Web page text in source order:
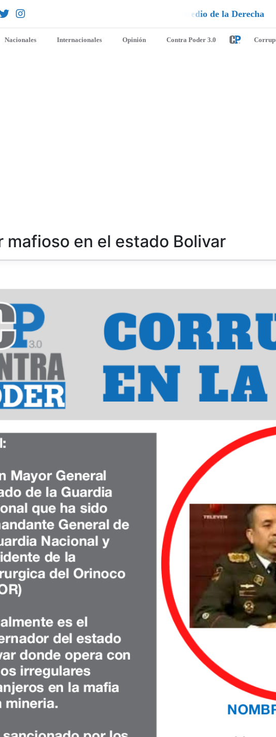
ale a
Nacionales Internacionales Opinión Contra Poder 3.0
mafioso en el estado Bolivar